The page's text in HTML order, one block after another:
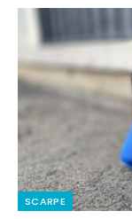
SCARPE